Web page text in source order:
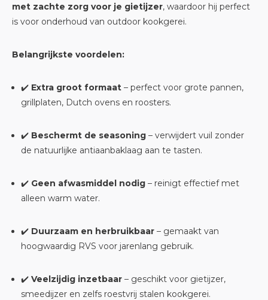
met zachte zorg voor je gietijzer, waardoor hij perfect
is voor onderhoud van outdoor kookgerei.
Belangrijkste voordelen:
✔️ Extra groot formaat – perfect voor grote pannen,
grillplaten, Dutch ovens en roosters.
✔️ Beschermt de seasoning – verwijdert vuil zonder
de natuurlijke antiaanbaklaag aan te tasten.
✔️ Geen afwasmiddel nodig – reinigt effectief met
alleen warm water.
✔️ Duurzaam en herbruikbaar – gemaakt van
hoogwaardig RVS voor jarenlang gebruik.
✔️ Veelzijdig inzetbaar – geschikt voor gietijzer,
smeedijzer en zelfs roestvrij stalen kookgerei.